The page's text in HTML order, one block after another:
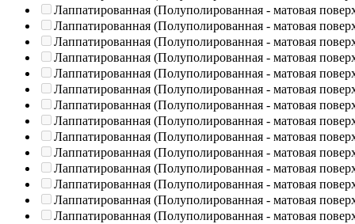
Лаппатированная (Полуполированная - матовая
Лаппатированная (Полуполированная - матовая
Лаппатированная (Полуполированная - матовая
Лаппатированная (Полуполированная - матовая
Лаппатированная (Полуполированная - матовая
Лаппатированная (Полуполированная - матовая
Лаппатированная (Полуполированная - матовая
Лаппатированная (Полуполированная - матовая
Лаппатированная (Полуполированная - матовая
Лаппатированная (Полуполированная - матовая
Лаппатированная (Полуполированная - матовая
Лаппатированная (Полуполированная - матовая
Лаппатированная (Полуполированная - матовая
Лаппатированная (Полуполированная - матовая